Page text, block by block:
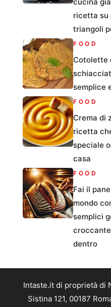
ricetta su
triangoli
FOOD
Cotolette
semplice
FOOD
Crema di
ricetta
speciale
casa
FOOD
Fai il
mondo
semplici
dentro
Intaste.it di proprietà di
Sistina 121, 00187